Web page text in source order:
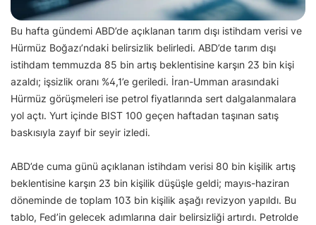
Bu hafta gündemi ABD’de açıklanan tarım dışı istihdam verisi ve
Hürmüz Boğazı’ndaki belirsizlik belirledi. ABD’de tarım dışı
istihdam temmuzda 85 bin artış beklentisine karşın 23 bin kişi
azaldı; işsizlik oranı %4,1’e geriledi. İran-Umman arasındaki
Hürmüz görüşmeleri ise petrol fiyatlarında sert dalgalanmalara
yol açtı. Yurt içinde BIST 100 geçen haftadan taşınan satış
baskısıyla zayıf bir seyir izledi.
ABD’de cuma günü açıklanan istihdam verisi 80 bin kişilik artış
beklentisine karşın 23 bin kişilik düşüşle geldi; mayıs-haziran
döneminde de toplam 103 bin kişilik aşağı revizyon yapıldı. Bu
tablo, Fed’in gelecek adımlarına dair belirsizliği artırdı. Petrolde